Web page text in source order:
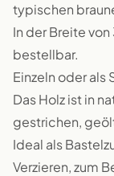
typischen
In der Breite
bestellbar.
Einzeln oder als
Das Holz ist in
gestrichen,
Ideal als
Verzieren, zum